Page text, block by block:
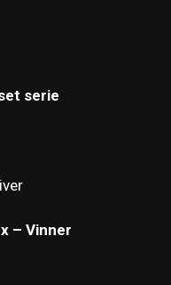
serie
– Vinner